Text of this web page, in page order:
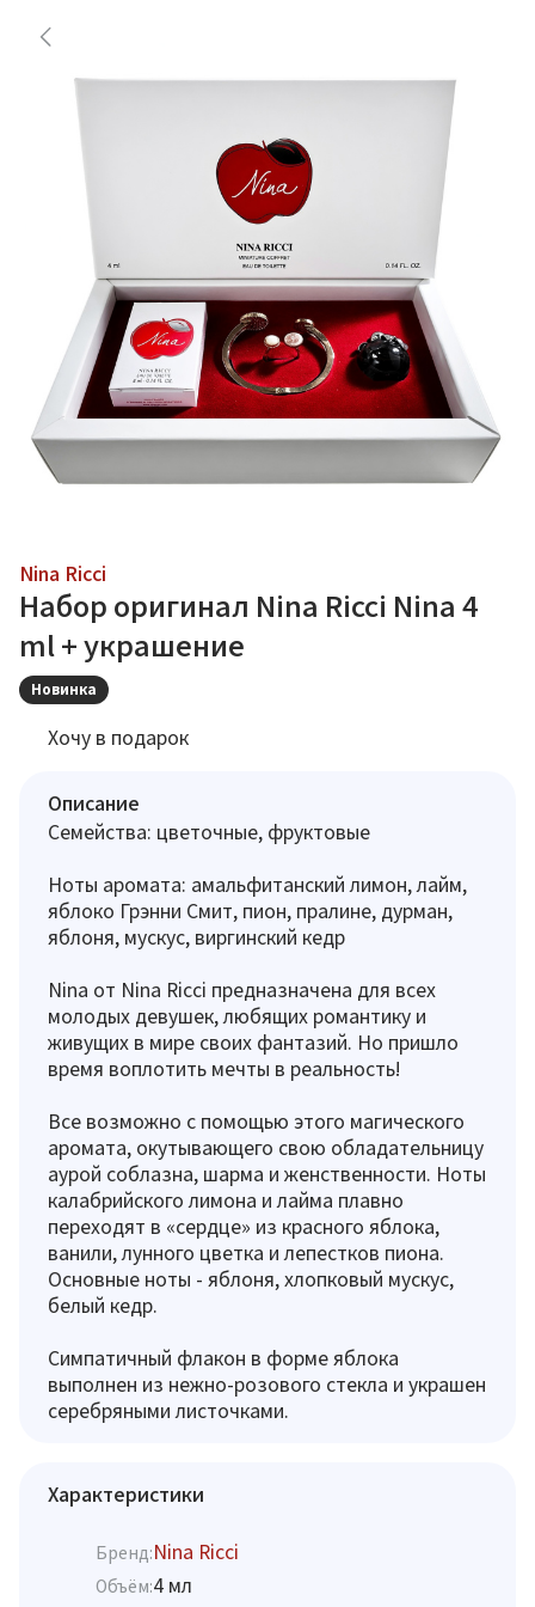
Nina Ricci
Набор оригинал Nina Ricci Nina 4
ml + украшение
Новинка
Хочу в подарок
Описание
Семейства: цветочные, фруктовые
Ноты аромата: амальфитанский лимон, лайм,
яблоко Грэнни Смит, пион, пралине, дурман,
яблоня, мускус, виргинский кедр
Nina от Nina Ricci предназначена для всех
молодых девушек, любящих романтику и
живущих в мире своих фантазий. Но пришло
время воплотить мечты в реальность!
Все возможно с помощью этого магического
аромата, окутывающего свою обладательницу
аурой соблазна, шарма и женственности. Ноты
калабрийского лимона и лайма плавно
переходят в «сердце» из красного яблока,
ванили, лунного цветка и лепестков пиона.
Основные ноты - яблоня, хлопковый мускус,
белый кедр.
Симпатичный флакон в форме яблока
выполнен из нежно-розового стекла и украшен
серебряными листочками.
Характеристики
Бренд:Nina Ricci
Объём:4 мл